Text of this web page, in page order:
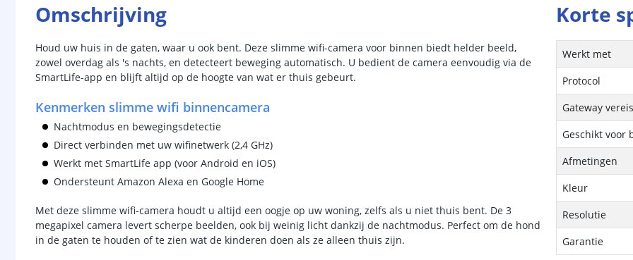
Omschrijving
Houd uw huis in de gaten, waar u ook bent. Deze slimme wifi-camera voor binnen biedt helder beeld,
zowel overdag als 's nachts, en detecteert beweging automatisch. U bedient de camera eenvoudig via de
SmartLife-app en blijft altijd op de hoogte van wat er thuis gebeurt.
Kenmerken slimme wifi binnencamera
Nachtmodus en bewegingsdetectie
Direct verbinden met uw wifinetwerk (2,4 GHz)
Werkt met SmartLife app (voor Android en iOS)
Ondersteunt Amazon Alexa en Google Home
Met deze slimme wifi-camera houdt u altijd een oogje op uw woning, zelfs als u niet thuis bent. De 3
megapixel camera levert scherpe beelden, ook bij weinig licht dankzij de nachtmodus. Perfect om de hond
in de gaten te houden of te zien wat de kinderen doen als ze alleen thuis zijn.
Korte
Werkt met
Protocol
Gateway
Geschikt voor
Afmetingen
Kleur
Resolutie
Garantie